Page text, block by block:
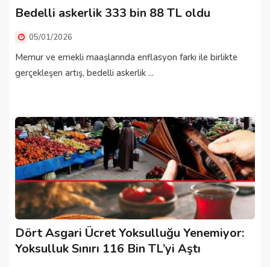
Bedelli askerlik 333 bin 88 TL oldu
05/01/2026
Memur ve emekli maaşlarında enflasyon farkı ile birlikte
gerçekleşen artış, bedelli askerlik ...
Dört Asgari Ücret Yoksulluğu Yenemiyor:
Yoksulluk Sınırı 116 Bin TL’yi Aştı